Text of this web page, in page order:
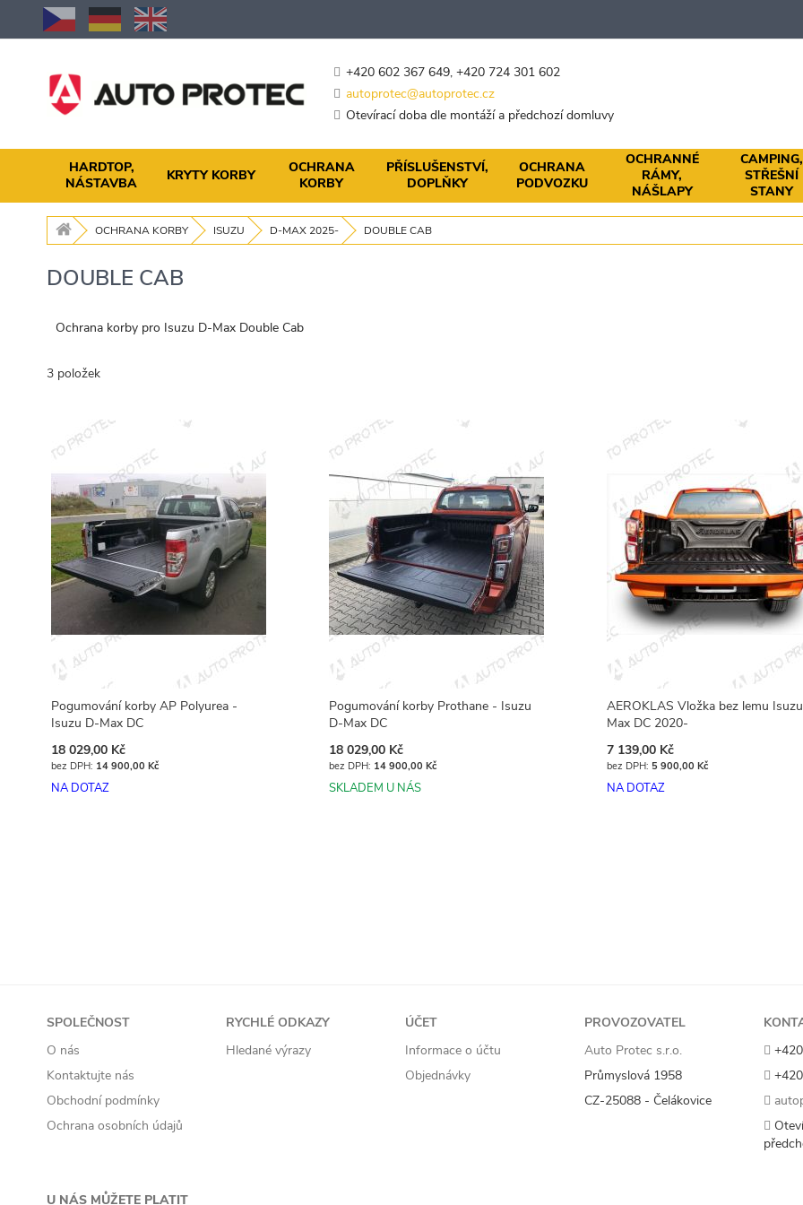
Přejít
na
obsah
+420 602 367 649, +420 724 301 602
autoprotec@autoprotec.cz
Otevírací doba dle montáží a předchozí domluvy
HARDTOP,
NÁSTAVBA
KRYTY KORBY
OCHRANA
KORBY
PŘÍSLUŠENSTVÍ,
DOPLŇKY
OCHRANA
PODVOZKU
OCHRANNÉ
RÁMY,
NÁŠLAPY
CAMPING,
STŘEŠNÍ
STANY
OCHRANA KORBY ISUZU D-MAX 2025- DOUBLE CAB
DOUBLE CAB
Ochrana korby pro Isuzu D-Max Double Cab
3 položek
Pogumování korby AP Polyurea -
Isuzu D-Max DC
18 029,00 Kč
14 900,00 Kč
NA DOTAZ
Pogumování korby Prothane - Isuzu
D-Max DC
18 029,00 Kč
14 900,00 Kč
SKLADEM U NÁS
AEROKLAS Vložka bez lemu
Max DC 2020-
7 139,00 Kč
5 900,00 Kč
NA DOTAZ
SPOLEČNOST
O nás
Kontaktujte nás
Obchodní podmínky
Ochrana osobních údajů
RYCHLÉ ODKAZY
Hledané výrazy
ÚČET
Informace o účtu
Objednávky
PROVOZOVATEL
Auto Protec s.r.o.
Průmyslová 1958
CZ-25088 - Čelákovice
U NÁS MŮŽETE PLATIT